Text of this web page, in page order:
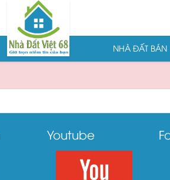
NHÀ ĐẤT BÁN
Youtube